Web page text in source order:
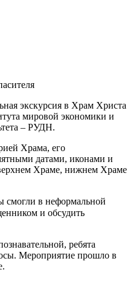
экскурсия в Храм Христа
мировой экономики и
– РУДН.
Храма, его
датами, иконами и
Храме, нижнем Храме
смогли в неформальной
и обсудить
ребята
Мероприятие прошло в